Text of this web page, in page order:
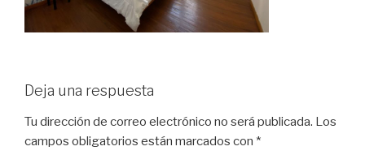
Deja una respuesta
Tu dirección de correo electrónico no será publicada. Los
campos obligatorios están marcados con *